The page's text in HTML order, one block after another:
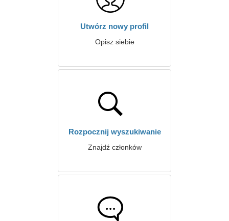
Utwórz nowy profil
Opisz siebie
Rozpocznij wyszukiwanie
Znajdź członków